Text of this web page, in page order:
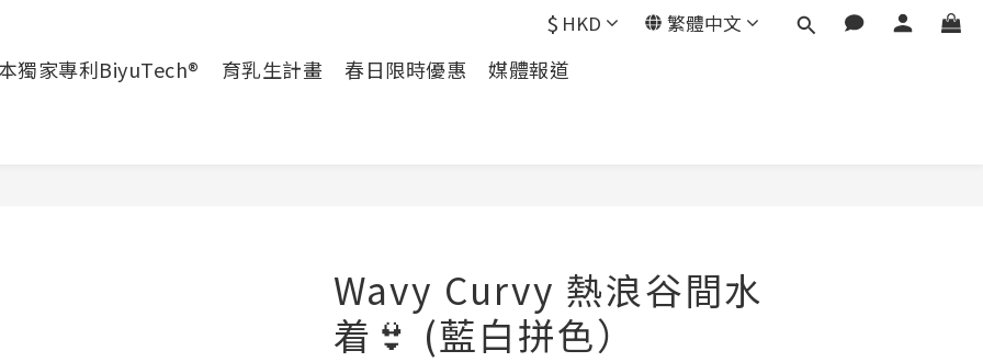
$ HKD 繁體中文
獨家專利BiyuTech® 育乳生計畫 春日限時優惠 媒體報道
Wavy Curvy 熱浪谷間水
着👙 (藍白拼色）